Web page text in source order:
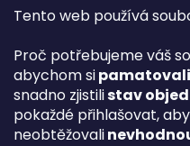
Tento web používá
Proč potřebujeme váš
abychom si
snadno zjistilistav
pokaždé přihlašovat,
neobtěžovali
Plaza.cz slevové kódy a
Registrace
Přihlášení
PLAZA B2B™ VELKOOBCHOD
Vyhledávač návodů